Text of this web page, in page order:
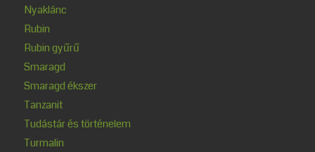
Nyaklánc
Rubin
Rubin gyűrű
Smaragd
Smaragd ékszer
Tanzanit
Tudástár és történelem
Turmalin